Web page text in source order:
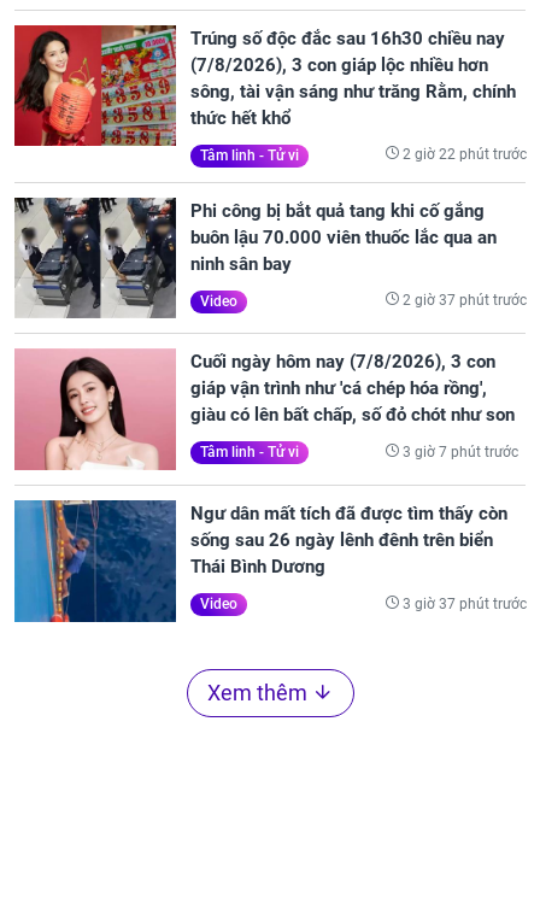
Trúng số độc đắc sau 16h30 chiều nay
(7/8/2026), 3 con giáp lộc nhiều hơn
sông, tài vận sáng như trăng Rằm, chính
thức hết khổ
Tâm linh - Tử vi 2 giờ 22 phút trước
Phi công bị bắt quả tang khi cố gắng
buôn lậu 70.000 viên thuốc lắc qua an
ninh sân bay
Video 2 giờ 37 phút trước
Cuối ngày hôm nay (7/8/2026), 3 con
giáp vận trình như 'cá chép hóa rồng',
giàu có lên bất chấp, số đỏ chót như son
Tâm linh - Tử vi 3 giờ 7 phút trước
Ngư dân mất tích đã được tìm thấy còn
sống sau 26 ngày lênh đênh trên biển
Thái Bình Dương
Video 3 giờ 37 phút trước
Xem thêm